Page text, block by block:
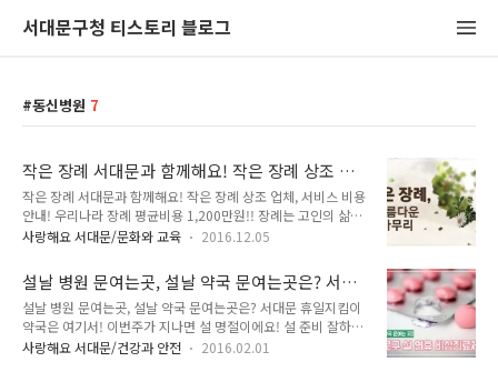
서대문구청 티스토리 블로그
동신병원 7
작은 장례 서대문과 함께해요! 작은 장례 상조 업
체, 서비스 비용 안내!
작은 장례 서대문과 함께해요! 작은 장례 상조 업체, 서비스 비용
안내! 우리나라 장례 평균비용 1,200만원!! 장례는 고인의 삶을
정리하고 유족의 슬픔을 위로하는 숭고한 애도 의식입니다. 그러
해 본래 장례의 의미가 퇴색되어 가고 있답니다. 장례를 간소하
게 치르면, 부모에세 효를 다하지 않는다고 생각은 그릇된 인식
입니다. 유족에게도 부담되고, 부와 명예를 과시하는 식의 장례
는 개선되어야 합니다! 현재 장례문화를 개선하기 위해 서대문
과 함께 해주세요~!! 작은 장례 실천을 돕기 위해 서대문구에서
사랑해요 서대문/문화와 교육 2016.12.05
설날 병원 문여는곳, 설날 약국 문여는곳은? 서대
문 휴일지킴이약국은 여기서!
설날 병원 문여는곳, 설날 약국 문여는곳은? 서대문 휴일지킴이
약국은 여기서! 이번주가 지나면 설 명절이에요! 설 준비 잘하고
계신가요? 2016년 설 연휴는 총 5일간의 휴일이 주어집니다. 휴
사랑해요 서대문/건강과 안전 2016.02.01